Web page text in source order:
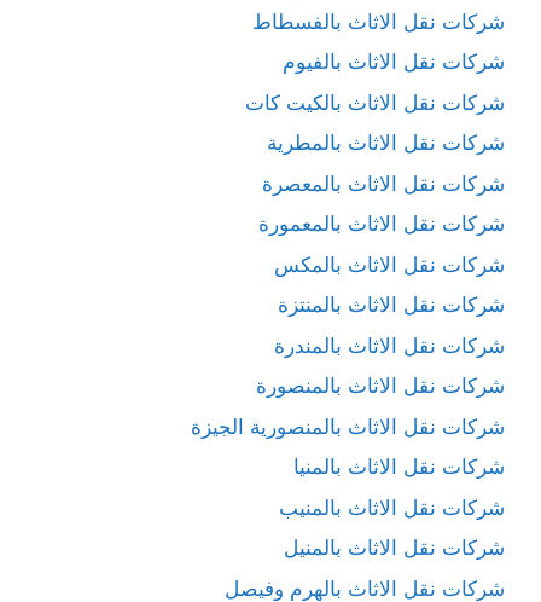
شركات نقل الاثاث بالفسطاط
شركات نقل الاثاث بالفيوم
شركات نقل الاثاث بالكيت كات
شركات نقل الاثاث بالمطرية
شركات نقل الاثاث بالمعصرة
شركات نقل الاثاث بالمعمورة
شركات نقل الاثاث بالمكس
شركات نقل الاثاث بالمنتزة
شركات نقل الاثاث بالمندرة
شركات نقل الاثاث بالمنصورة
شركات نقل الاثاث بالمنصورية الجيزة
شركات نقل الاثاث بالمنيا
شركات نقل الاثاث بالمنيب
شركات نقل الاثاث بالمنيل
شركات نقل الاثاث بالهرم وفيصل